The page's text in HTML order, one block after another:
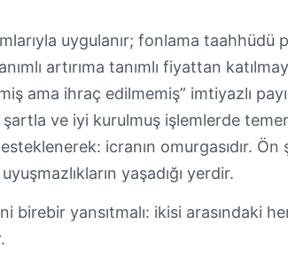
uygulanır; fonlama taahhüdü
artırıma tanımlı fiyattan
ama ihraç edilmemiş” imtiyazlı payı
şartla ve iyi kurulmuş işlemlerde
icranın omurgasıdır.
yaşadığı yerdir.
yansıtmalı: ikisi arasındaki